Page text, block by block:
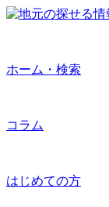
ホーム・検索
コラム
はじめての方